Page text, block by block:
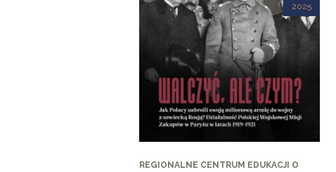
2025
REGIONALNE CENTRUM EDUKACJI O